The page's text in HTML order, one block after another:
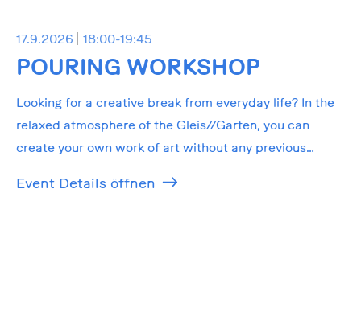
17.9.2026 18:00-19:45
POURING WORKSHOP
Looking for a creative break from everyday life? In the
relaxed atmosphere of the Gleis//Garten, you can
create your own work of art without any previous
Event Details öffnen